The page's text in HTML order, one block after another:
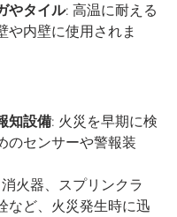
やタイル: 高温に耐える
や内壁に使用されま
知設備: 火災を早期に検
のセンサーや警報装
消火器、スプリンクラ
など、火災発生時に迅